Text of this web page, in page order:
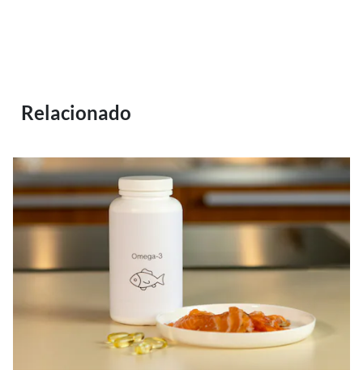
Relacionado